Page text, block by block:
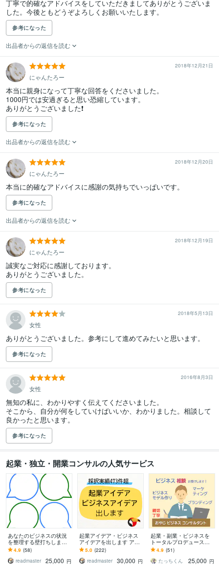
丁寧で的確なアドバイスをしていただきましてありがとうございま
した。今後ともどうぞよろしくお願いいたします。
参考になった
出品者からの返信を読む
2018年12月21日
にゃんたろー
本当に親身になって丁寧な回答をくださいました。
1000円では安過ぎると思い恐縮しています。
ありがとうございました❗️
参考になった
出品者からの返信を読む
2018年12月20日
にゃんたろー
本当に的確なアドバイスに感謝の気持ちでいっぱいです。
参考になった
出品者からの返信を読む
2018年12月19日
にゃんたろー
誠実なご対応に感謝しております。
ありがとうございました。
参考になった
2018年5月13日
女性
ありがとうございました。参考にして進めてみたいと思います。
参考になった
2016年8月3日
女性
無知の私に、わかりやすく伝えてくださいました。
そこから、自分が何をしていけばいいか、わかりました。相談して
良かったと思います。
参考になった
起業・独立・開業コンサルの人気サービス
あなたのビジネスの状況
を整理する壁打ちします
ディスカッション相手と
して相談に乗ります
4.9 (58)
readmaster
25,000 円
起業アイデア・ビジネス
アイデアを出します アイ
デアに困った方向け。ビ
ジネスアイデア出しまく
り！
5.0 (222)
readmaster
30,000 円
起業・副業・ビジネスを
トータルプロデュースし
ます 経験豊富コンサルが
強みを活かしたビジネス
設計から集客まで伴走
4.9 (51)
たっちくん
25,000 円